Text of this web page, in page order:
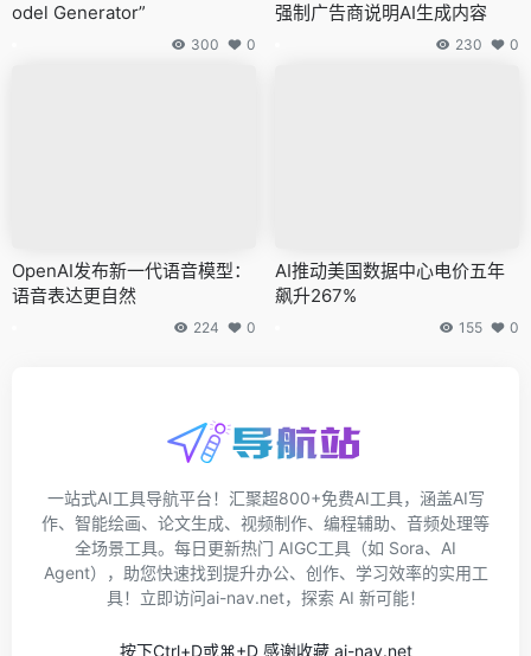
odel Generator”
300 0
强制广告商说明AI生成内容
230 0
OpenAI发布新一代语音模型：
语音表达更自然
224 0
AI推动美国数据中心电价五年
飙升267%
155 0
一站式AI工具导航平台！汇聚超800+免费AI工具，涵盖AI写
作、智能绘画、论文生成、视频制作、编程辅助、音频处理等
全场景工具。每日更新热门 AIGC工具（如 Sora、AI
Agent），助您快速找到提升办公、创作、学习效率的实用工
具！立即访问ai-nav.net，探索 AI 新可能！
按下Ctrl+D或⌘+D 感谢收藏 ai-nav.net